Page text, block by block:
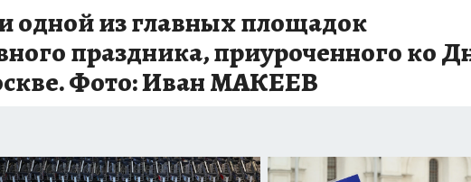
одной из главных площадок
праздника, приуроченного ко
Фото: Иван МАКЕЕВ